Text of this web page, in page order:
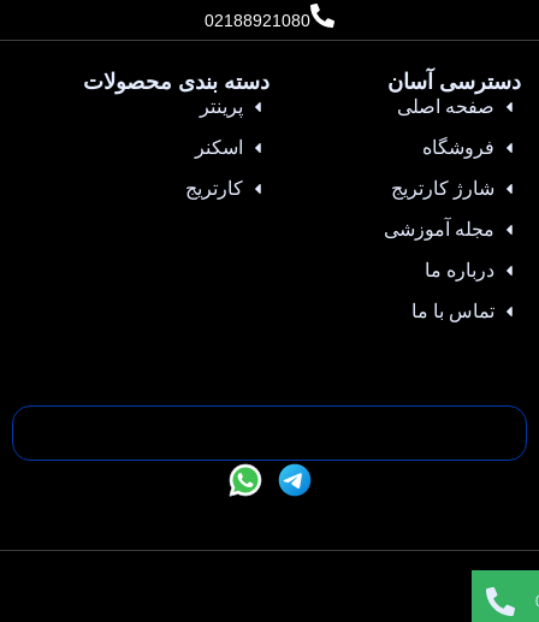
02188921080
دسترسی آسان
صفحه اصلی
فروشگاه
شارژ کارتریج
مجله آموزشی
درباره ما
تماس با ما
دسته بندی محصولات
پرینتر
اسکنر
کارتریج
تمامی حقوق این سایت متعلق به —- می باشد |